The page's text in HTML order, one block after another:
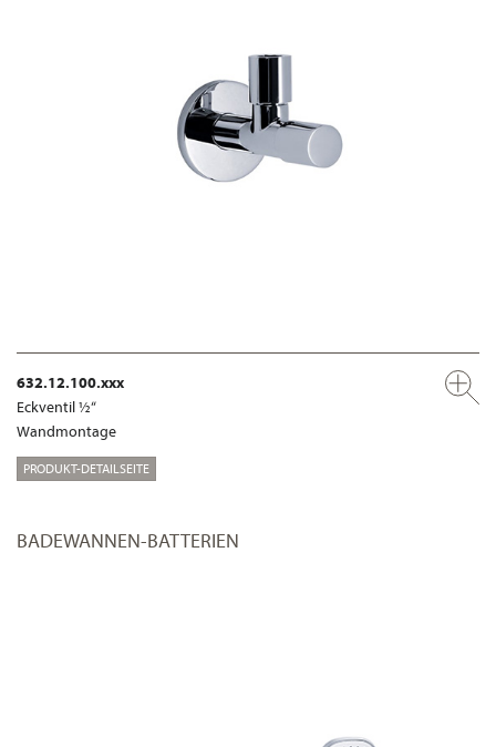
632.12.100.xxx
Eckventil ½“
Wandmontage
PRODUKT-DETAILSEITE
BADEWANNEN-BATTERIEN